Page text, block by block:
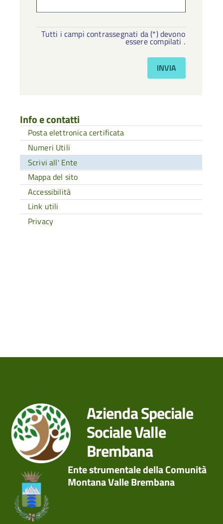
Tutti i campi contrassegnati da (*) devono
essere compilati .
Info e contatti
Posta elettronica certificata
Numeri Utili
Scrivi all' Ente
Mappa del sito
Accessibilità
Link utili
Privacy
Azienda Speciale
Sociale Valle
Brembana
Ente strumentale della Comunità
Montana Valle Brembana